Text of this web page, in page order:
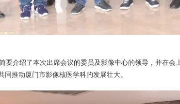
介绍了本次出席会议的委员及影像中心的领导，并在
推动厦门市影像核医学科的发展壮大。